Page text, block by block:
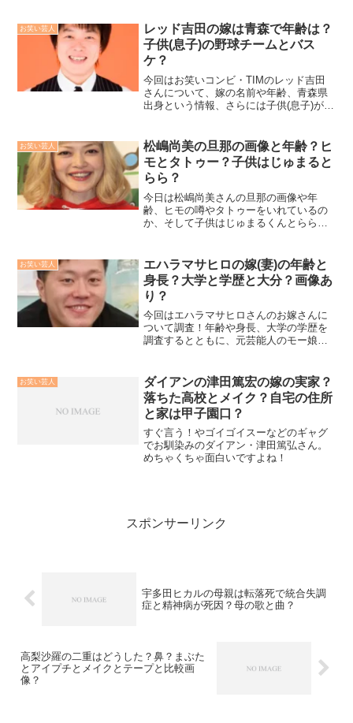
で、詳しくお伝えしていきます！
お笑い芸人
レッド吉田の嫁は青森で年齢は？
子供(息子)の野球チームとバス
ケ？
今回はお笑いコンビ・TIMのレッド吉田
さんについて、嫁の名前や年齢、青森県
出身という情報、さらには子供(息子)が所
お笑い芸人
松嶋尚美の旦那の画像と年齢？ヒ
モとタトゥー？子供はじゅまると
らら？
今日は松嶋尚美さんの旦那の画像や年
齢、ヒモの噂やタトゥーをいれているの
か、そして子供はじゅまるくんとららち
るのかなど詳しく調べていきたいと思い
ます！
お笑い芸人
エハラマサヒロの嫁(妻)の年齢と
身長？大学と学歴と大分？画像あ
り？
今回はエハラマサヒロさんのお嫁さんに
ついて調査！年齢や身長、大学の学歴を
調査するとともに、元芸能人のモー娘。
お笑い芸人
ダイアンの津田篤宏の嫁の実家？
落ちた高校とメイク？自宅の住所
と家は甲子園口？
すぐ言う！やゴイゴイスーなどのギャグ
でお馴染みのダイアン・津田篤弘さん。
めちゃくちゃ面白いですよね！
スポンサーリンク
宇多田ヒカルの母親は転落死で統合失調
症と精神病が死因？母の歌と曲？
高梨沙羅の二重はどうした？鼻？まぶた
とアイプチとメイクとテープと比較画
像？